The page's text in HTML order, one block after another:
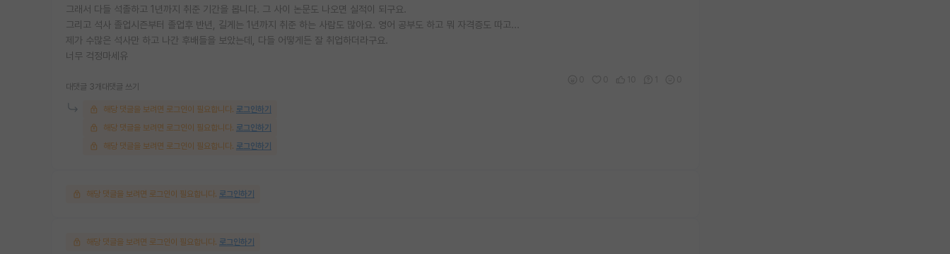
그래서 다들 석졸하고 1년까지 취준 기간을 봅니다. 그 사이 논문도 나오면 실적이 되구요.
그리고 석사 졸업시즌부터 졸업후 반년, 길게는 1년까지 취준 하는 사람도 많아요. 영어 공부도 하고 뭐 자격증도 따고...
제가 수많은 석사만 하고 나간 후배들을 보았는데, 다들 어떻게든 잘 취업하더라구요.
너무 걱정마세유
대댓글 3개 대댓글 쓰기
해당 댓글을 보려면 로그인이 필요합니다. 로그인하기
해당 댓글을 보려면 로그인이 필요합니다. 로그인하기
해당 댓글을 보려면 로그인이 필요합니다. 로그인하기
해당 댓글을 보려면 로그인이 필요합니다. 로그인하기
해당 댓글을 보려면 로그인이 필요합니다. 로그인하기